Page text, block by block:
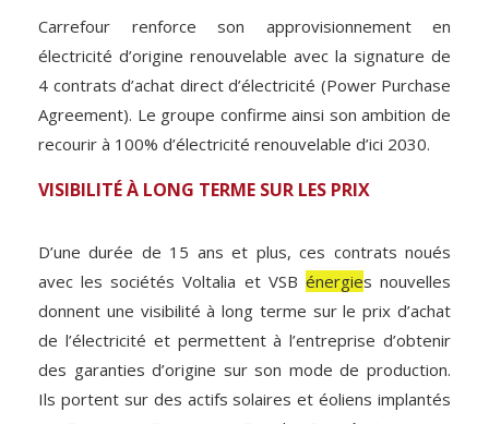
Carrefour renforce son approvisionnement en
électricité d’origine renouvelable avec la signature de
4 contrats d’achat direct d’électricité (Power Purchase
Agreement). Le groupe confirme ainsi son ambition de
recourir à 100% d’électricité renouvelable d’ici 2030.
VISIBILITÉ À LONG TERME SUR LES PRIX
D’une durée de 15 ans et plus, ces contrats noués
avec les sociétés Voltalia et VSB énergies nouvelles
donnent une visibilité à long terme sur le prix d’achat
de l’électricité et permettent à l’entreprise d’obtenir
des garanties d’origine sur son mode de production.
Ils portent sur des actifs solaires et éoliens implantés